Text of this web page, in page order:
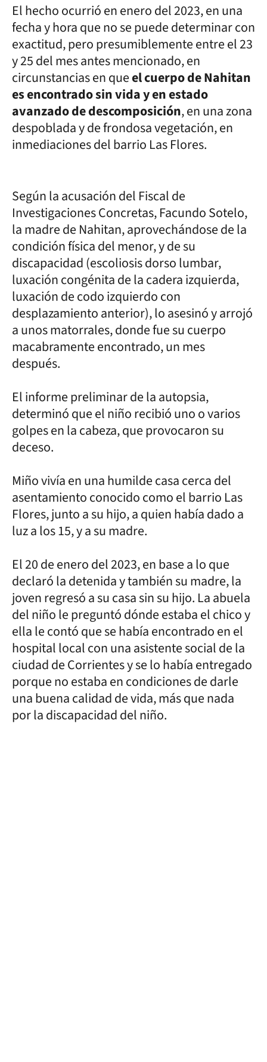
El hecho ocurrió en enero del 2023, en una
fecha y hora que no se puede determinar con
exactitud, pero presumiblemente entre el 23
y 25 del mes antes mencionado, en
circunstancias en queel cuerpo de Nahitan
es encontrado sin vida y en estado
avanzado de descomposición, en una zona
despoblada y de frondosa vegetación, en
inmediaciones del barrio Las Flores.
Según la acusación del Fiscal de
Investigaciones Concretas, Facundo Sotelo,
la madre de Nahitan, aprovechándose de la
condición física del menor, y de su
discapacidad (escoliosis dorso lumbar,
luxación congénita de la cadera izquierda,
luxación de codo izquierdo con
desplazamiento anterior), lo asesinó y arrojó
a unos matorrales, donde fue su cuerpo
macabramente encontrado, un mes
después.
El informe preliminar de la autopsia,
determinó que el niño recibió uno o varios
golpes en la cabeza, que provocaron su
deceso.
Miño vivía en una humilde casa cerca del
asentamiento conocido como el barrio Las
Flores, junto a su hijo, a quien había dado a
luz a los 15, y a su madre.
El 20 de enero del 2023, en base a lo que
declaró la detenida y también su madre, la
joven regresó a su casa sin su hijo. La abuela
del niño le preguntó dónde estaba el chico y
ella le contó que se había encontrado en el
hospital local con una asistente social de la
ciudad de Corrientes y se lo había entregado
porque no estaba en condiciones de darle
una buena calidad de vida, más que nada
por la discapacidad del niño.